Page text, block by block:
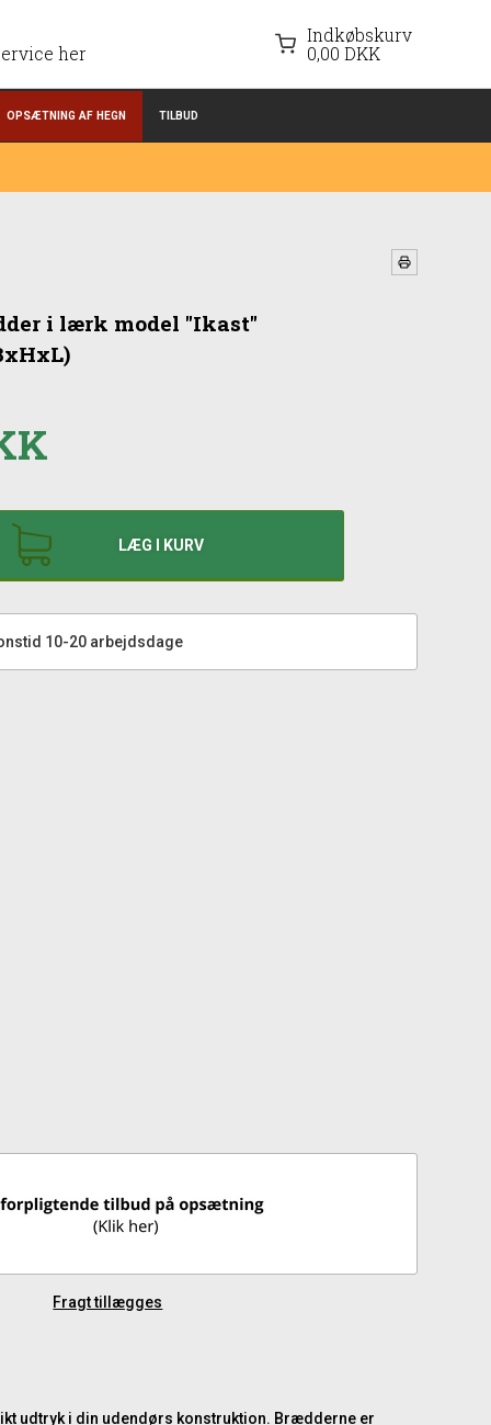
her
Indkøbskurv
0,00 DKK
OPSÆTNING AF HEGN TILBUD
i lærk model "Ikast"
LÆG I KURV
10-20 arbejdsdage
Fragt tillægges
udtryk i din udendørs konstruktion. Brædderne er